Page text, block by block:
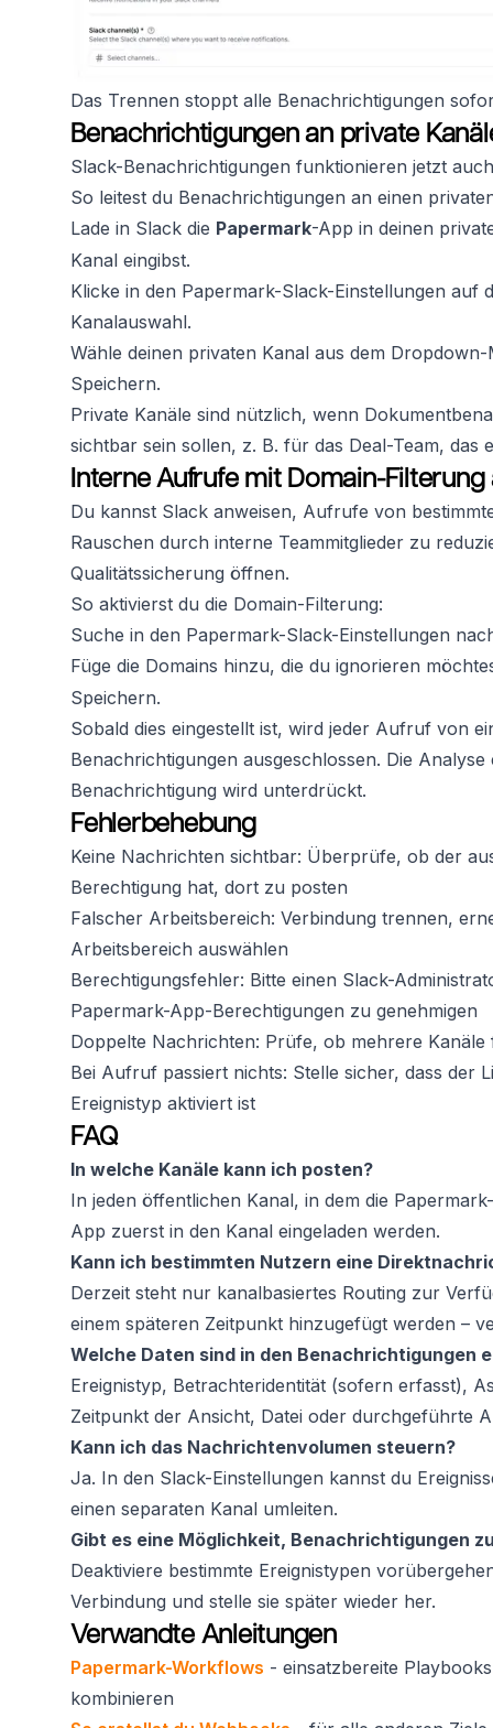
Das Trennen stoppt alle Benachrichtigungen
Benachrichtigungen an private
Slack-Benachrichtigungen funktionieren jetzt
So leitest du Benachrichtigungen an einen
Lade in Slack die Papermark-App in deinen
Kanal eingibst.
Klicke in den Papermark-Slack-Einstellungen auf
Kanalauswahl.
Wähle deinen privaten Kanal aus dem Dropdown-
Speichern.
Private Kanäle sind nützlich, wenn
sichtbar sein sollen, z. B. für das Deal-Team,
Interne Aufrufe mit Domain-Filterung
Du kannst Slack anweisen, Aufrufe von
Rauschen durch interne Teammitglieder zu
Qualitätssicherung öffnen.
So aktivierst du die Domain-Filterung:
Suche in den Papermark-Slack-Einstellungen
Füge die Domains hinzu, die du ignorieren
Speichern.
Sobald dies eingestellt ist, wird jeder Aufruf von
Benachrichtigungen ausgeschlossen. Die
Benachrichtigung wird unterdrückt.
Fehlerbehebung
Keine Nachrichten sichtbar: Überprüfe, ob der
Berechtigung hat, dort zu posten
Falscher Arbeitsbereich: Verbindung trennen,
Arbeitsbereich auswählen
Berechtigungsfehler: Bitte einen Slack-
Papermark-App-Berechtigungen zu genehmigen
Doppelte Nachrichten: Prüfe, ob mehrere
Bei Aufruf passiert nichts: Stelle sicher, dass der
Ereignistyp aktiviert ist
FAQ
In welche Kanäle kann ich posten?
In jeden öffentlichen Kanal, in dem die
App zuerst in den Kanal eingeladen werden.
Kann ich bestimmten Nutzern eine
Derzeit steht nur kanalbasiertes Routing zur
einem späteren Zeitpunkt hinzugefügt werden –
Welche Daten sind in den Benachrichtigungen
Ereignistyp, Betrachteridentität (sofern erfasst),
Zeitpunkt der Ansicht, Datei oder durchgeführte
Kann ich das Nachrichtenvolumen steuern?
Ja. In den Slack-Einstellungen kannst du
einen separaten Kanal umleiten.
Gibt es eine Möglichkeit, Benachrichtigungen
Deaktiviere bestimmte Ereignistypen
Verbindung und stelle sie später wieder her.
Verwandte Anleitungen
Papermark-Workflows - einsatzbereite
kombinieren